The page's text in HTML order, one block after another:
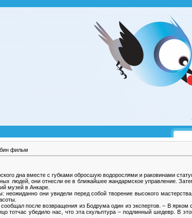
фильм
дна вместе с губками обросшую водорослями и раковинами
людей, они отнесли ее в ближайшее жандармское управление.
музей в Анкаре.
они увидели перед собой творение высокого
после возвращения из Бодрума один из экспертов. – В ярком
тотчас убедило нас, что эта скульптура – подлинный шедевр. В